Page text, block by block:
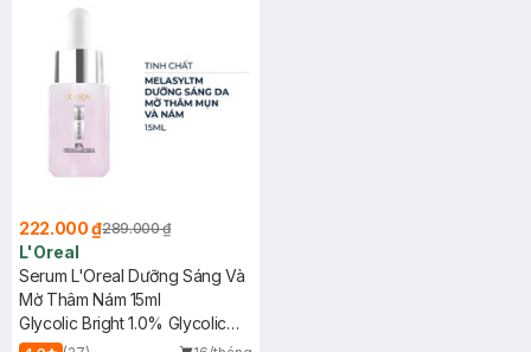
222.000 ₫289.000 ₫
L'Oreal
Serum L'Oreal Dưỡng Sáng Và
Mờ Thâm Nám 15ml
Glycolic Bright 1.0% Glycolic
Acid (AHA)